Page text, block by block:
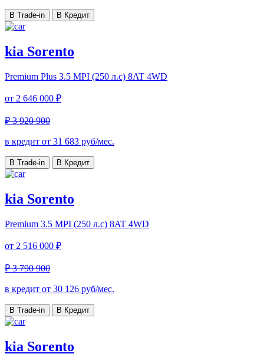
В Trade-in В Кредит
kia Sorento
Premium Plus 3.5 MPI (250 л.с) 8AT 4WD
от 2 646 000 ₽
₽ 3 920 900
в кредит от 31 683 руб/мес.
В Trade-in В Кредит
kia Sorento
Premium 3.5 MPI (250 л.с) 8AT 4WD
от 2 516 000 ₽
₽ 3 790 900
в кредит от 30 126 руб/мес.
В Trade-in В Кредит
kia Sorento